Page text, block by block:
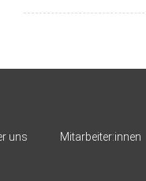
uns Mitarbeiter:innen